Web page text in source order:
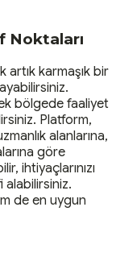
Noktaları
karmaşık bir
bölgede faaliyet
Platform,
alanlarına,
göre
ihtiyaçlarınızı
alabilirsiniz.
de en uygun